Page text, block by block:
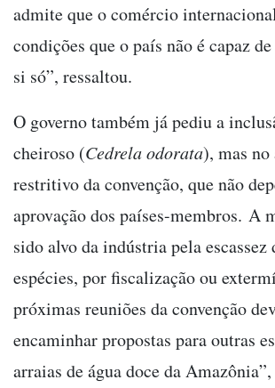
admite que o comércio
condições que o país não é capaz
si só”, ressaltou.
O governo também já pediu a
cheiroso (Cedrela odorata), mas no
restritivo da convenção, que não
aprovação dos países-membros. A
sido alvo da indústria pela escassez
espécies, por fiscalização ou
próximas reuniões da convenção
encaminhar propostas para outras
arraias de água doce da